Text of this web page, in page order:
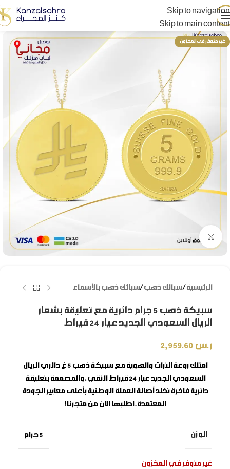
Skip to navigation
Skip to main content
غير متوفر فى المخزون
Click to enlarge
الرئيسية /سبائك ذهب /سبائك ذهب بالأسماء
سبيكة ذهب 5 جرام دائرية مع تعليقة بشعار
الريال السعودي الجديد عيار 24 قيراط
ر.س
امتلك روعة التراث والهوية مع
سبيكة ذهب 5 غ دائري الريال
السعودي الجديد
عيار 24 قيراط النقي، والمصممة بتعليقة
دائرية فاخرة تخلد أصالة العملة الوطنية بأعلى معايير الجودة
المعتمدة. اطلبها الآن من متجرنا!
الوزن 5 جرام
غير متوفر في المخزون